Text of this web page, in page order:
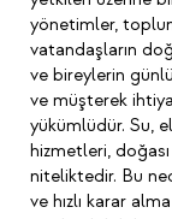
yönetimler,
vatandaşların
ve bireylerin
ve müşterek
yükümlüdür. Su,
hizmetleri,
niteliktedir. Bu
ve hızlı karar